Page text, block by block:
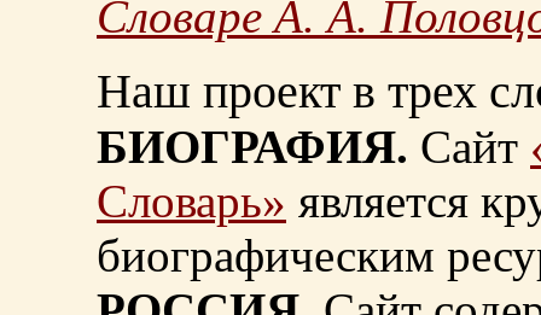
Словаре А. А.
Наш проект в трех
БИОГРАФИЯ. Сайт
Словарь» является
биографическим